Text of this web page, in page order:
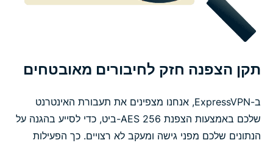
תקן הצפנה חזק לחיבורים מאובטחים
ב-ExpressVPN, אנחנו מצפינים את תעבורת האינטרנט
שלכם באמצעות הצפנת AES 256-ביט, כדי לסייע בהגנה על
הנתונים שלכם מפני גישה ומעקב לא רצויים. כך הפעילות